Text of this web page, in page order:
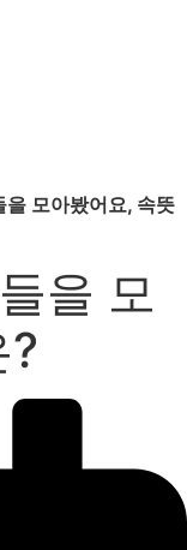
모아봤어요, 속뜻
을 모